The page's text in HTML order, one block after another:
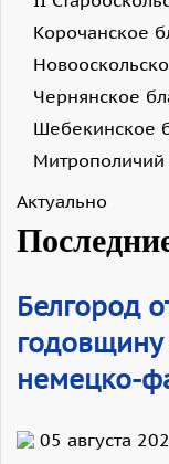
Корочанское
Чернянское
Шебекинское
Митрополичий
Актуально
Белгород
немецко-
05 августа